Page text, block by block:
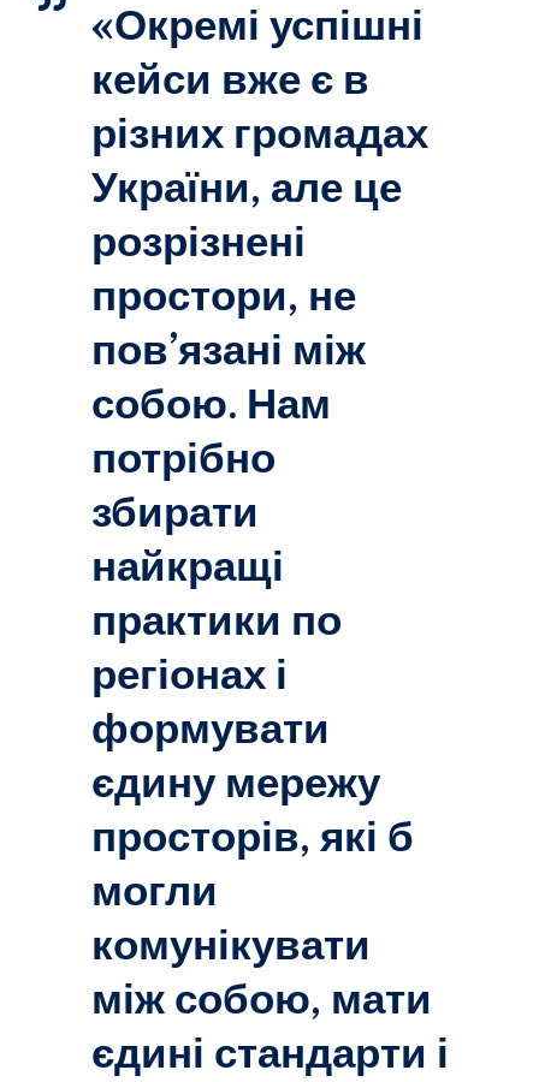
«Окремі успішні
кейси вже є в
різних громадах
України, але це
розрізнені
простори, не
пов’язані між
собою. Нам
потрібно
збирати
найкращі
практики по
регіонах і
формувати
єдину мережу
просторів, які б
могли
комунікувати
між собою, мати
єдині стандарти і